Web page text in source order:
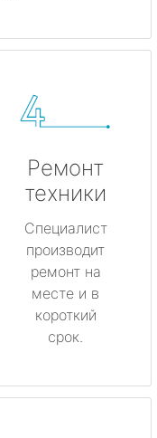
Ремонт
техники
Специалист
производит
ремонт на
месте и в
короткий
срок.